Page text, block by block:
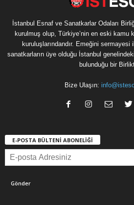
İstanbul Esnaf ve Sanatkarlar Odaları
kurulmuş olup, Türkiye’nin en eski kamu
kuruluşlarındandır. Emeğini
sanatkarların üye olduğu İstanbul
bulunduğu bir
Bize Ulaşın:
E-POSTA BÜLTENİ ABONELİĞİ